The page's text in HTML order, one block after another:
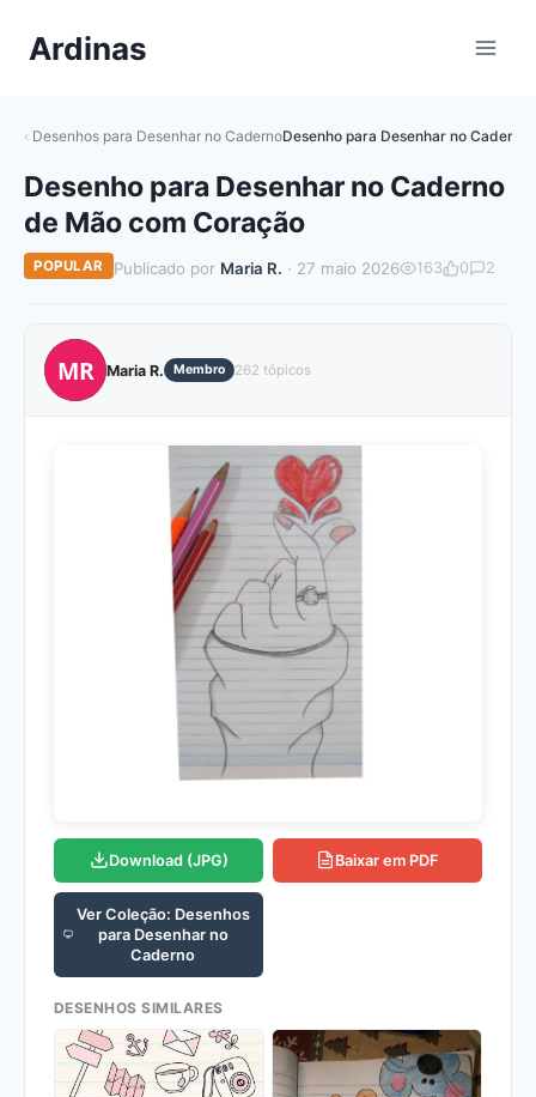
paraArdinas
Desenhos para Desenhar no CadernoDesenho para Desenhar no
Desenho para Desenhar no Caderno
de Mão com Coração
POPULAR Publicado por Maria R. · 27 maio 2026 163 0 2
MR Maria R. Membro 262 tópicos
Download (JPG) Baixar em PDF
Ver Coleção: Desenhos
para Desenhar no
Caderno
DESENHOS SIMILARES